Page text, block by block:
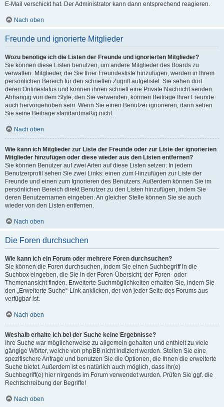
E-Mail verschickt hat. Der Administrator kann dann entsprechend reagieren.
Nach oben
Freunde und ignorierte Mitglieder
Wozu benötige ich die Listen der Freunde und ignorierten Mitglieder?
Sie können diese Listen benutzen, um andere Mitglieder des Boards zu
verwalten. Mitglieder, die Sie Ihrer Freundesliste hinzufügen, werden in Ihrem
persönlichen Bereich für den schnellen Zugriff aufgelistet. Sie sehen dort
deren Onlinestatus und können ihnen schnell eine Private Nachricht senden.
Abhängig von dem Style, den Sie verwenden, können Beiträge Ihrer Freunde
auch hervorgehoben sein. Wenn Sie einen Benutzer ignorieren, dann sehen
Sie seine Beiträge standardmäßig nicht.
Nach oben
Wie kann ich Mitglieder zur Liste der Freunde oder zur Liste der ignorierten
Mitglieder hinzufügen oder diese wieder aus den Listen entfernen?
Sie können Benutzer auf zwei Arten auf diese Listen setzen: In jedem
Benutzerprofil sehen Sie zwei Links: einen zum Hinzufügen zur Liste der
Freunde und einen zum Ignorieren des Benutzers. Außerdem können Sie im
persönlichen Bereich direkt Benutzer zu den Listen hinzufügen, indem Sie
deren Benutzernamen eingeben. An gleicher Stelle können Sie sie auch
wieder von den Listen entfernen.
Nach oben
Die Foren durchsuchen
Wie kann ich ein Forum oder mehrere Foren durchsuchen?
Sie können die Foren durchsuchen, indem Sie einen Suchbegriff in die
Suchbox eingeben, die Sie in der Foren-Übersicht, der Foren- oder
Themenansicht finden. Erweiterte Suchmöglichkeiten erhalten Sie, indem Sie
den „Erweiterte Suche“-Link anklicken, der von jeder Seite des Forums aus
verfügbar ist.
Nach oben
Weshalb erhalte ich bei der Suche keine Ergebnisse?
Ihre Suche war möglicherweise zu allgemein gehalten und enthielt zu viele
gängige Wörter, welche von phpBB nicht indiziert werden. Stellen Sie eine
spezifischere Anfrage und benutzen Sie die Optionen, die Ihnen die erweiterte
Suche bietet. Außerdem ist es natürlich auch möglich, dass Ihr(e)
Suchbegriff(e) hier nirgends im Forum verwendet wurden. Prüfen Sie ggf. die
Rechtschreibung der Begriffe!
Nach oben